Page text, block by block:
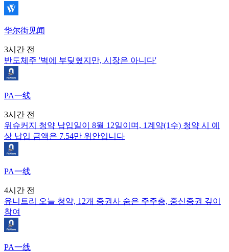
华尔街见闻
3시간 전
반도체주 '벽에 부딪혔지만, 시장은 아니다'
PA一线
3시간 전
위슈커지 청약 납입일이 8월 12일이며, 1계약(1수) 청약 시 예
상 납입 금액은 7.54만 위안입니다
PA一线
4시간 전
유니트리 오늘 청약, 12개 증권사 숨은 주주층, 중신증권 깊이
참여
PA一线